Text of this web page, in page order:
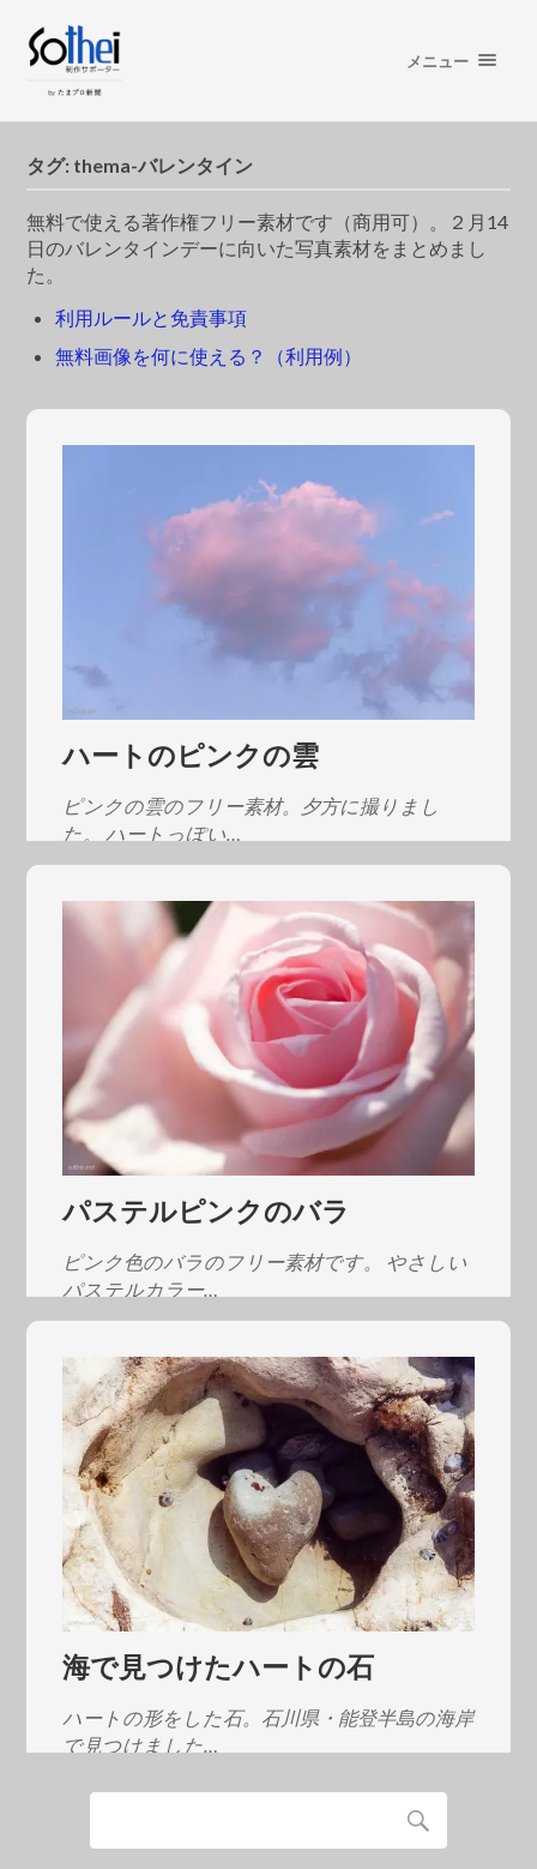
メニュー
タグ: thema-バレンタイン
無料で使える著作権フリー素材です（商用可）。２月14
日のバレンタインデーに向いた写真素材をまとめまし
た。
利用ルールと免責事項
無料画像を何に使える？（利用例）
ハートのピンクの雲
ピンクの雲のフリー素材。夕方に撮りまし
た。 ハートっぽい…
パステルピンクのバラ
ピンク色のバラのフリー素材です。 やさしい
パステルカラー…
海で見つけたハートの石
ハートの形をした石。石川県・能登半島の海岸
で見つけました…